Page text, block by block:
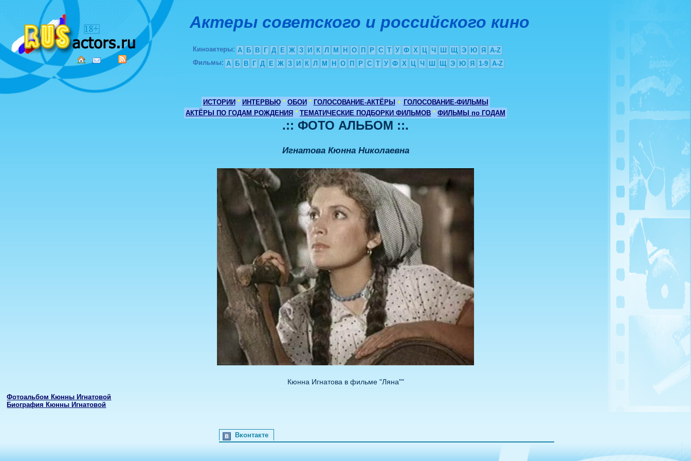
Актеры советского и российского кино
Киноактеры: А Б В Г Д Е Ж З И К Л М Н О П Р С Т У Ф Х Ц Ч Ш Щ Э Ю Я
A-Z
Фильмы: А Б В Г Д Е Ж З И К Л М Н О П Р С Т У Ф Х Ц Ч Ш Щ Э Ю Я 1-9 A-Z
ИСТОРИИ * ИНТЕРВЬЮ * ОБОИ * ГОЛОСОВАНИЕ-АКТЁРЫ + ГОЛОСОВАНИЕ-ФИЛЬМЫ
АКТЁРЫ ПО ГОДАМ РОЖДЕНИЯ * ТЕМАТИЧЕСКИЕ ПОДБОРКИ ФИЛЬМОВ * ФИЛЬМЫ по ГОДАМ
.:: ФОТО АЛЬБОМ ::.
Игнатова Кюнна Николаевна
Кюнна Игнатова в фильме "Ляна""
Фотоальбом Кюнны Игнатовой
Биография Кюнны Игнатовой
Вконтакте